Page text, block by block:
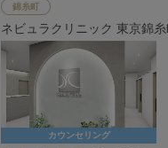
錦糸町
ネビュラクリニック 東京錦
カウンセリング